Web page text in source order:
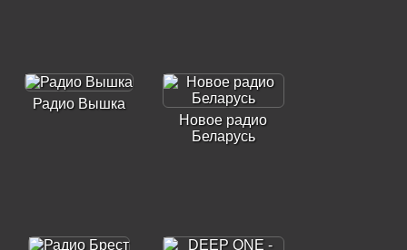
Радио Вышка
Новое радио
Беларусь